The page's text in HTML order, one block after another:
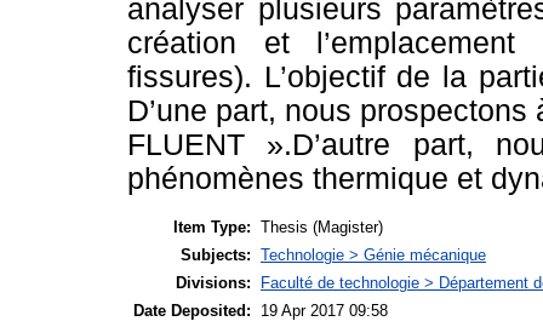
analyser plusieurs
création et
fissures). L’objectif de la
D’une part, nous
FLUENT ».D’autre part,
phénomènes thermique et
Item Type: Thesis (Magister)
Subjects: Technologie > Génie mécanique
Divisions:
Faculté de technologie > Département
Date Deposited:
19 Apr 2017 09:58